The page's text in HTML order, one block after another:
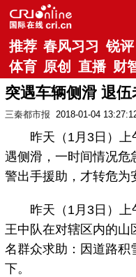
推荐 春风习习 锐评
体育 原创 直播 财
突遇车辆侧滑 退
三秦都市报 2018-01-04
昨天（1月3日）上
遇侧滑，一时间情况危
警出手援助，才转危为
昨天（1月3日）上
王中队在对辖区内的山
名群众求助：因道路积
下。